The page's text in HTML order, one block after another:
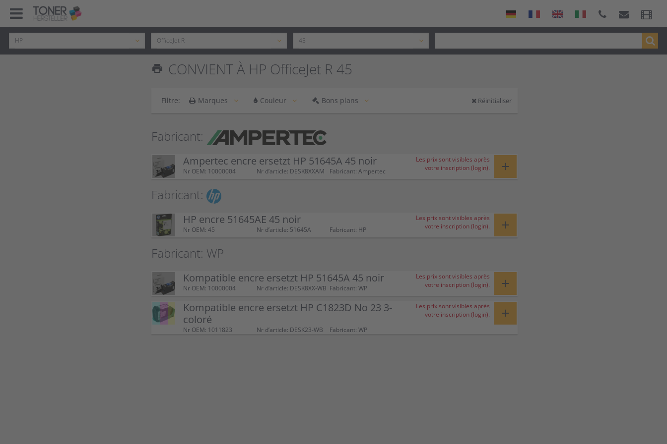
print CONVIENT À HP OfficeJet R 45
Filtre: Marques Couleur Bons plans Réinitialiser
Fabricant:
Ampertec encre ersetzt HP 51645A 45 noir
Nr OEM: 10000004 Nr d’article: DESK8XXAM Fabricant: Ampertec
Les prix sont visibles après
votre inscription (login).
+
Fabricant:
HP encre 51645AE 45 noir
Nr OEM: 45 Nr d’article: 51645A Fabricant: HP
Les prix sont visibles après
votre inscription (login).
+
Fabricant: WP
Kompatible encre ersetzt HP 51645A 45 noir
Nr OEM: 10000004 Nr d’article: DESK8XX-WB Fabricant: WP
Les prix sont visibles après
votre inscription (login).
+
Kompatible encre ersetzt HP C1823D No 23 3-
coloré
Nr OEM: 1011823 Nr d’article: DESK23-WB Fabricant: WP
Les prix sont visibles après
votre inscription (login).
+